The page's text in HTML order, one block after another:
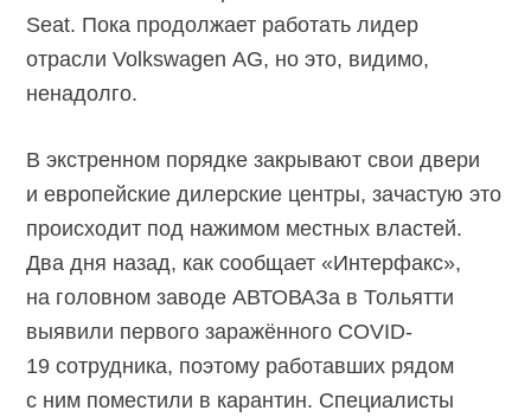
Seat. Пока продолжает работать лидер
отрасли Volkswagen AG, но это, видимо,
ненадолго.
В экстренном порядке закрывают свои двери
и европейские дилерские центры, зачастую это
происходит под нажимом местных властей.
Два дня назад, как сообщает «Интерфакс»,
на головном заводе АВТОВАЗа в Тольятти
выявили первого заражённого COVID-
19 сотрудника, поэтому работавших рядом
с ним поместили в карантин. Специалисты